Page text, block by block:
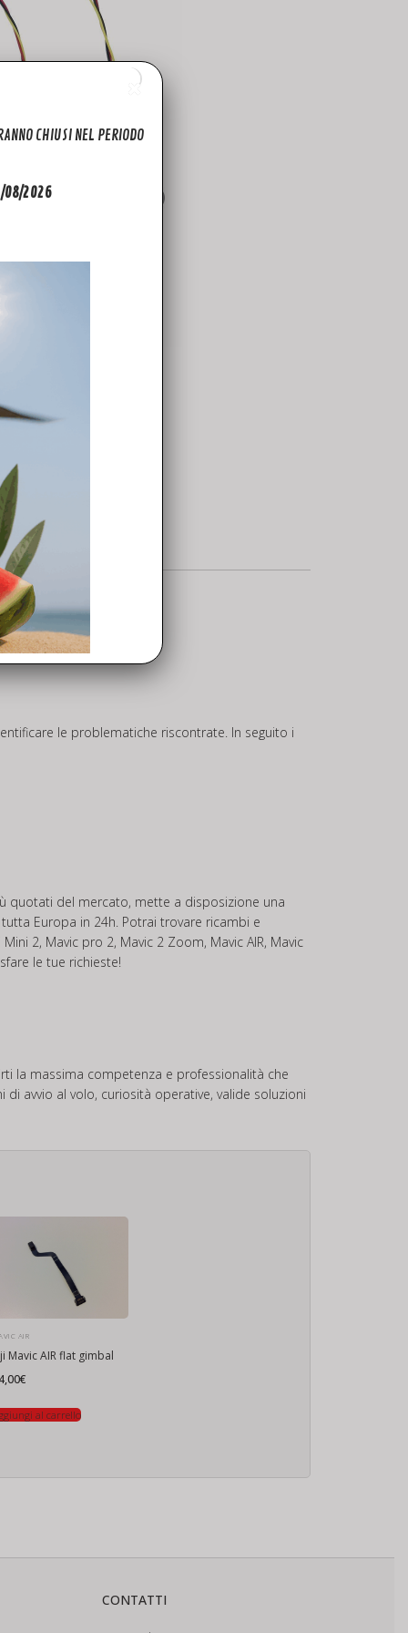
le problematiche riscontrate. In seguito i
quotati del mercato, mette a disposizione una
Europa in 24h. Potrai trovare ricambi e
2, Mavic pro 2, Mavic 2 Zoom, Mavic AIR, Mavic
le tue richieste!
la massima competenza e professionalità che
avvio al volo, curiosità operative, valide soluzioni
AIR
Mavic AIR flat gimbal
€
al carrello
CONTATTI
CHIUSI NEL PERIODO
2026